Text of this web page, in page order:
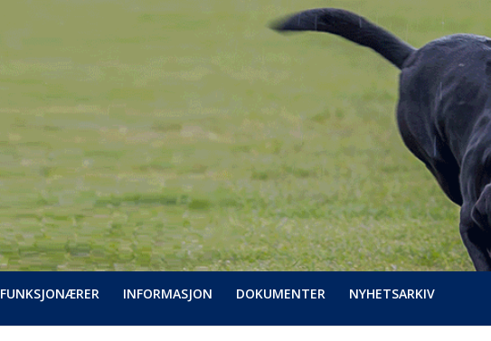
FUNKSJONÆRER INFORMASJON DOKUMENTER NYHETSARKIV